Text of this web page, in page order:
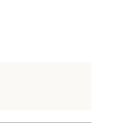
pas être